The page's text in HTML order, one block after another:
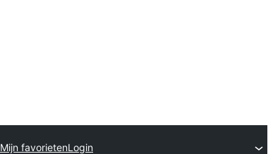
Mijn favorietenLogin